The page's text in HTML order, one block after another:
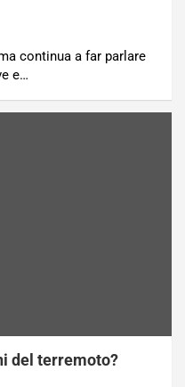
continua a far parlare
e…
del terremoto?